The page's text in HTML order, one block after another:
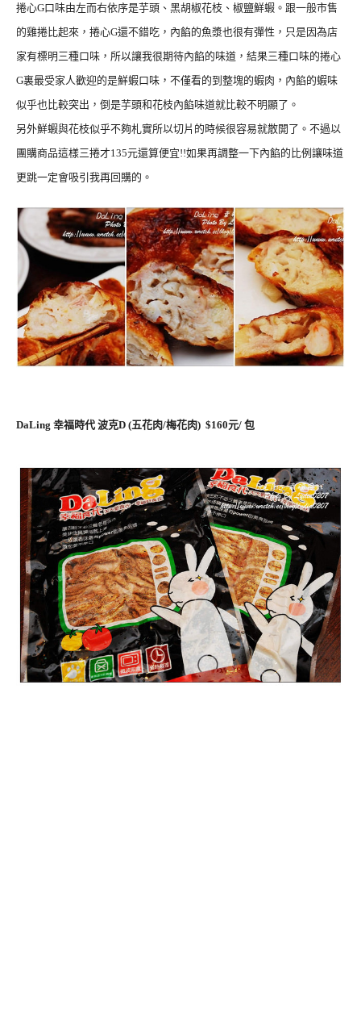
捲心G口味由左而右依序是芋頭、黑胡椒花枝、椒鹽鮮蝦。跟一般市售
的雞捲比起來，捲心G還不錯吃，內餡的魚漿也很有彈性，只是因為店
家有標明三種口味，所以讓我很期待內餡的味道，結果三種口味的捲心
G裏最受家人歡迎的是鮮蝦口味，不僅看的到整塊的蝦肉，內餡的蝦味
似乎也比較突出，倒是芋頭和花枝內餡味道就比較不明顯了。
另外鮮蝦與花枝似乎不夠札實所以切片的時候很容易就散開了。不過以
團購商品這樣三捲才135元還算便宜!!如果再調整一下內餡的比例讓味道
更跳一定會吸引我再回購的。
DaLing 幸福時代 波克D (五花肉/梅花肉) $160元/ 包